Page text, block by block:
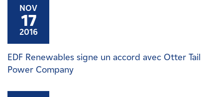
NOV
17
2016
EDF Renewables signe un accord avec Otter Tail
Power Company